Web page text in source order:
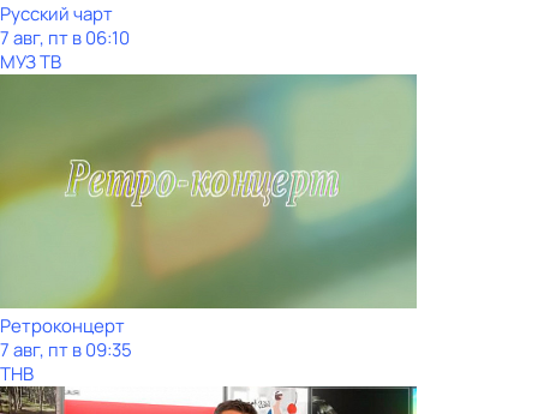
Русский чарт
7 авг, пт в 06:10
МУЗ ТВ
Ретроконцерт
7 авг, пт в 09:35
ТНВ